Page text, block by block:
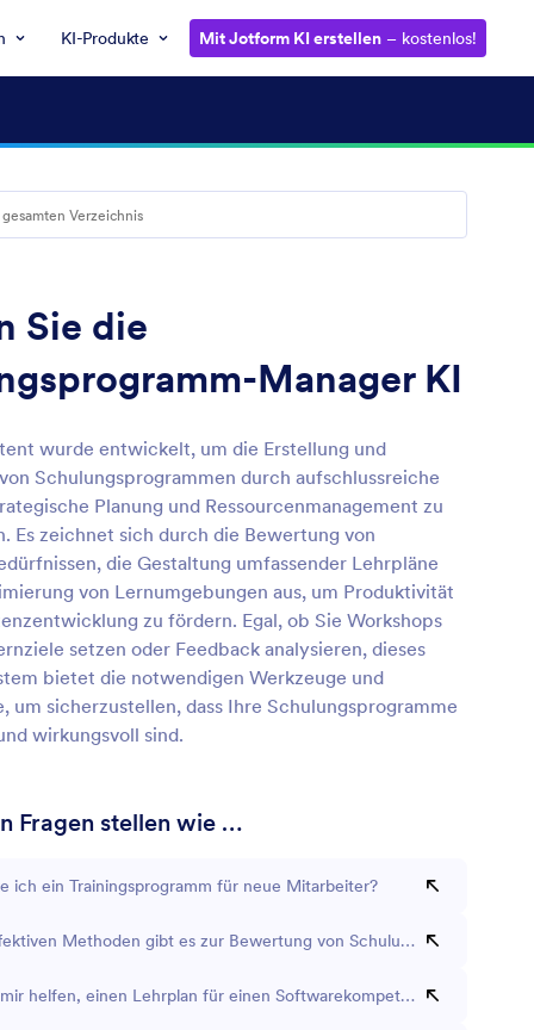
KI-Produkte Mit Jotform KI erstellen – kostenlos!
Sie die
Manager KI
wurde entwickelt, um die Erstellung und
Schulungsprogrammen durch aufschlussreiche
Planung und Ressourcenmanagement zu
Es zeichnet sich durch die Bewertung von
die Gestaltung umfassender Lehrpläne
von Lernumgebungen aus, um Produktivität
zu fördern. Egal, ob Sie Workshops
setzen oder Feedback analysieren, dieses
bietet die notwendigen Werkzeuge und
um sicherzustellen, dass Ihre Schulungsprogramme
wirkungsvoll sind.
Fragen stellen wie …
ich ein Trainingsprogramm für neue Mitarbeiter?
Methoden gibt es zur Bewertung von Schulungsergebnissen?
helfen, einen Lehrplan für einen Softwarekompetenzkurs zu